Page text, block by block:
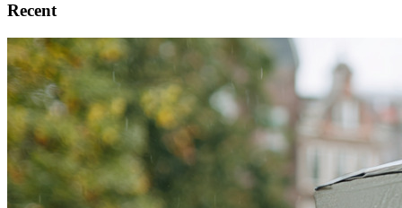
Recent